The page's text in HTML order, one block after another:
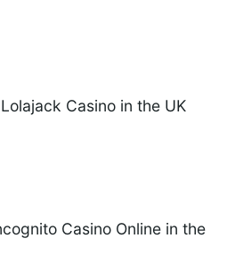
Casino in the UK
Casino Online in the